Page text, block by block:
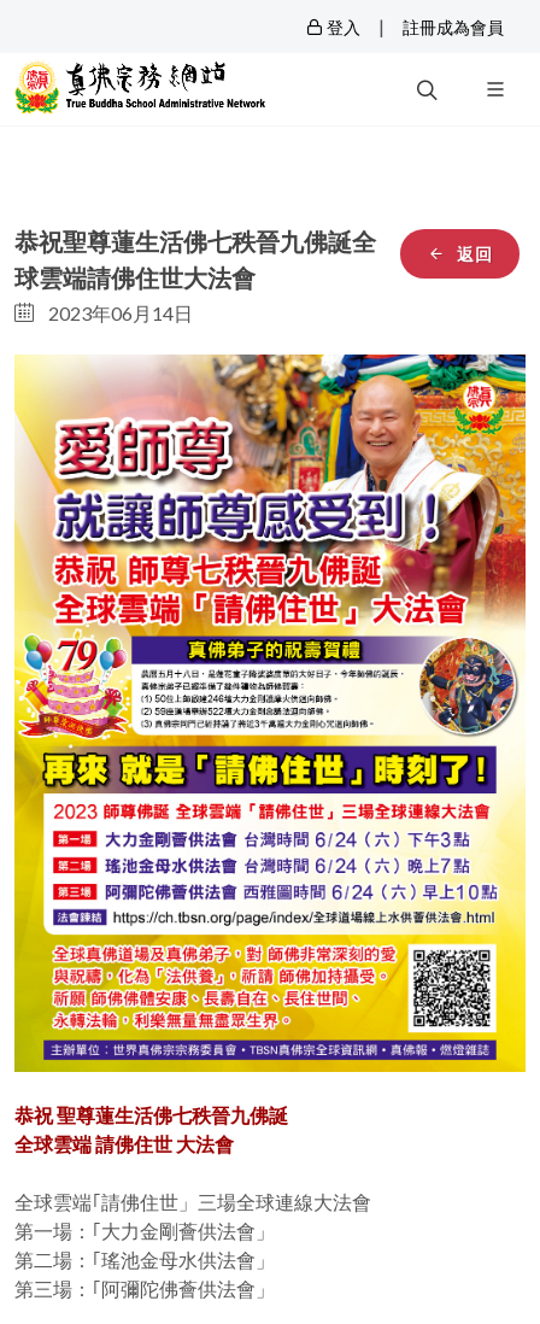
登入 | 註冊成為會員
返回
恭祝聖尊蓮生活佛七秩晉九佛誕全
球雲端請佛住世大法會
2023年06月14日
恭祝 聖尊蓮生活佛七秩晉九佛誕
全球雲端 請佛住世 大法會
全球雲端｢請佛住世」三場全球連線大法會
第一場：｢大力金剛薈供法會」
第二場：｢瑤池金母水供法會」
第三場：｢阿彌陀佛薈供法會」